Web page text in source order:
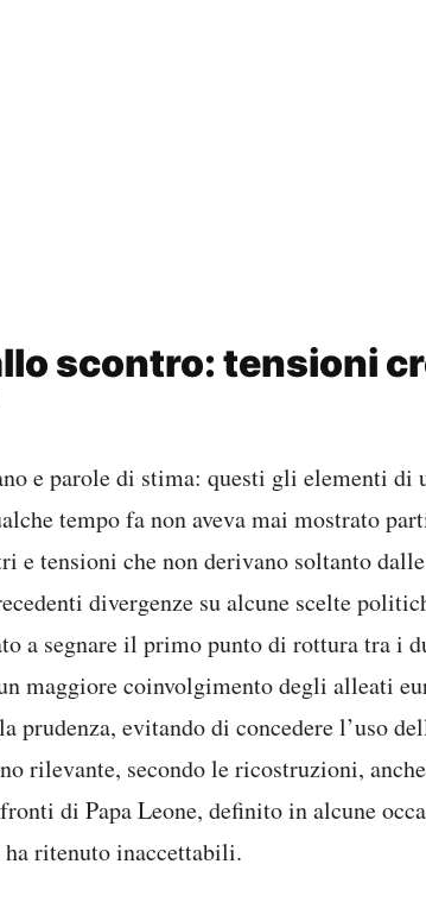
scontro: tensioni
e parole di stima: questi gli elementi di
tempo fa non aveva mai mostrato
e tensioni che non derivano soltanto
divergenze su alcune scelte
a segnare il primo punto di rottura tra i
maggiore coinvolgimento degli alleati
prudenza, evitando di concedere l’uso
rilevante, secondo le ricostruzioni,
di Papa Leone, definito in alcune
ritenuto inaccettabili.